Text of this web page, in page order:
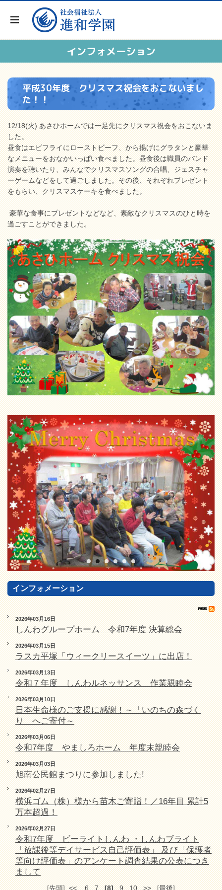
インフォメーション
平成30年度 クリスマス祝会をおこないまし
た！！
12/18(火) あさひホームでは一足先にクリスマス祝会をおこないま
した。
昼食はエビフライにローストビーフ、から揚げにグラタンと豪華
なメニューをおなかいっぱい食べました。昼食後は職員のバンド
演奏を聴いたり、みんなでクリスマスソングの合唱、ジェスチャ
ーゲームなどをして過ごしました。その後、それぞれプレゼント
をもらい、クリスマスケーキを食べました。
豪華な食事にプレゼントなどなど、素敵なクリスマスのひと時を
過ごすことができました。
インフォメーション
2026年03月16日
しんわグループホーム 令和7年度 決算総会
2026年03月15日
ラスカ平塚「ウィークリースイーツ」に出店！
2026年03月13日
令和７年度 しんわルネッサンス 作業親睦会
2026年03月10日
日本生命様のご支援に感謝！～「いのちの森づく
り」へご寄付～
2026年03月06日
令和7年度 やましろホーム 年度末親睦会
2026年03月03日
旭南公民館まつりに参加しました!
2026年02月27日
横浜ゴム（株）様から苗木ご寄贈！／16年目 累計5
万本超過！
2026年02月27日
令和7年度 ビーライトしんわ ・しんわブライト
「放課後等デイサービス自己評価表」 及び「保護者
等向け評価表」のアンケート調査結果の公表につき
まして
[先頭] << 6 7 [8] 9 10 >> [最後]